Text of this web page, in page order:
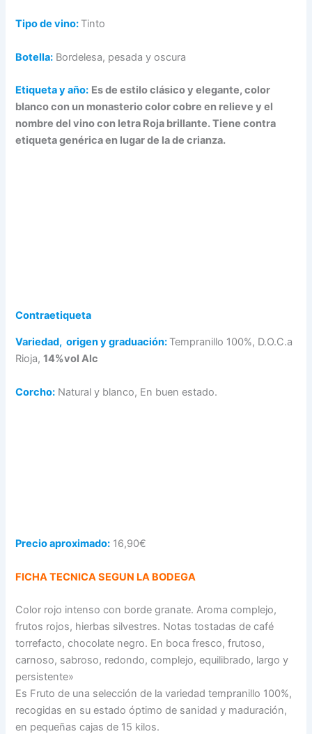
Tipo de vino: Tinto
Botella: Bordelesa, pesada y oscura
Etiqueta y año: Es de estilo clásico y elegante, color
blanco con un monasterio color cobre en relieve y el
nombre del vino con letra Roja brillante. Tiene contra
etiqueta genérica en lugar de la de crianza.
Contraetiqueta
Variedad, origen y graduación: Tempranillo 100%, D.O.C.a
Rioja,14%vol Alc
Corcho: Natural y blanco, En buen estado.
Precio aproximado: 16,90€
FICHA TECNICA SEGUN LA BODEGA
Color rojo intenso con borde granate. Aroma complejo,
frutos rojos, hierbas silvestres. Notas tostadas de café
torrefacto, chocolate negro. En boca fresco, frutoso,
carnoso, sabroso, redondo, complejo, equilibrado, largo y
persistente»
Es Fruto de una selección de la variedad tempranillo 100%,
recogidas en su estado óptimo de sanidad y maduración,
en pequeñas cajas de 15 kilos.